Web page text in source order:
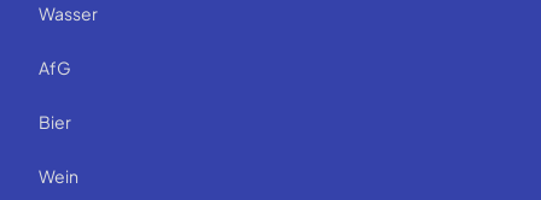
Wasser
AfG
Bier
Wein